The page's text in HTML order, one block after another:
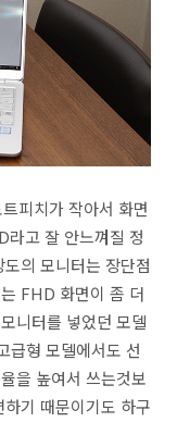
피치가 작아서 화면
라고 잘 안느껴질 정
의 모니터는 장단점
FHD 화면이 좀 더
니터를 넣었던 모델
급형 모델에서도 선
을 높여서 쓰는것보
기 때문이기도 하구